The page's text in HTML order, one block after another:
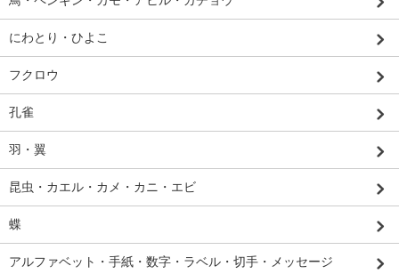
にわとり・ひよこ
フクロウ
孔雀
羽・翼
昆虫・カエル・カメ・カニ・エビ
蝶
アルファベット・手紙・数字・ラベル・切手・メッセージ